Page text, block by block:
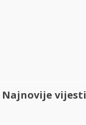
Najnovije vijesti